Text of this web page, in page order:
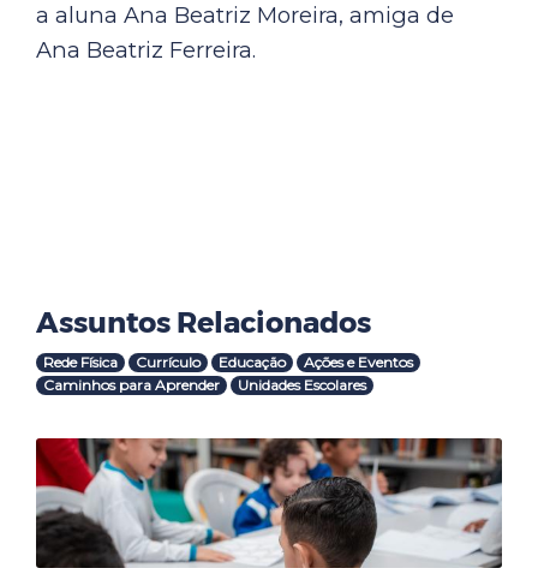
a aluna Ana Beatriz Moreira, amiga de
Ana Beatriz Ferreira.
Assuntos Relacionados
Rede Física Currículo Educação
Ações e Eventos
Caminhos para Aprender
Unidades Escolares
Outras Notícias